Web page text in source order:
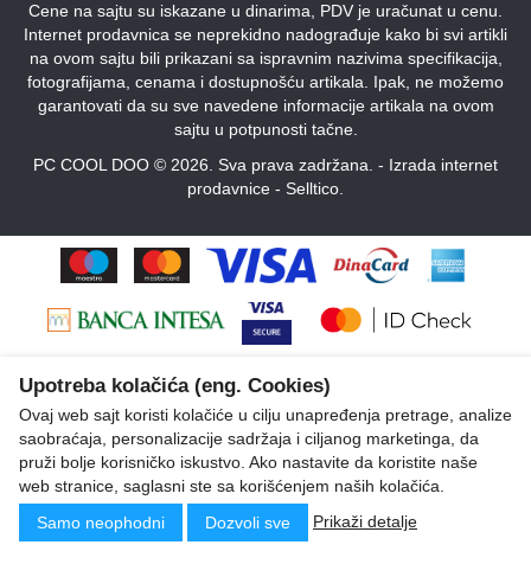
Cene na sajtu su iskazane u dinarima, PDV je uračunat u cenu.
Internet prodavnica se neprekidno nadograđuje kako bi svi artikli
na ovom sajtu bili prikazani sa ispravnim nazivima specifikacija,
fotografijama, cenama i dostupnošću artikala. Ipak, ne možemo
garantovati da su sve navedene informacije artikala na ovom
sajtu u potpunosti tačne.
PC COOL DOO © 2026. Sva prava zadržana. - Izrada internet
prodavnice - Selltico.
Upotreba kolačića (eng. Cookies)
Ovaj web sajt koristi kolačiće u cilju unapređenja pretrage, analize
saobraćaja, personalizacije sadržaja i ciljanog marketinga, da
pruži bolje korisničko iskustvo. Ako nastavite da koristite naše
web stranice, saglasni ste sa korišćenjem naših kolačića.
Samo neophodni
Dozvoli sve Prikaži detalje